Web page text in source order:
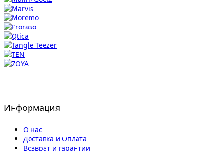
Информация
О нас
Доставка и Оплата
Возврат и гарантии